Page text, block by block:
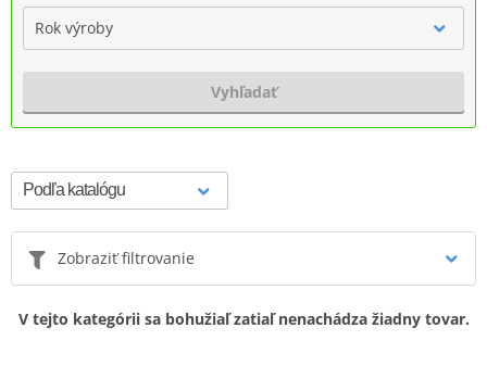
Rok výroby
Vyhľadať
Zobraziť filtrovanie
V tejto kategórii sa bohužiaľ zatiaľ nenachádza žiadny tovar.